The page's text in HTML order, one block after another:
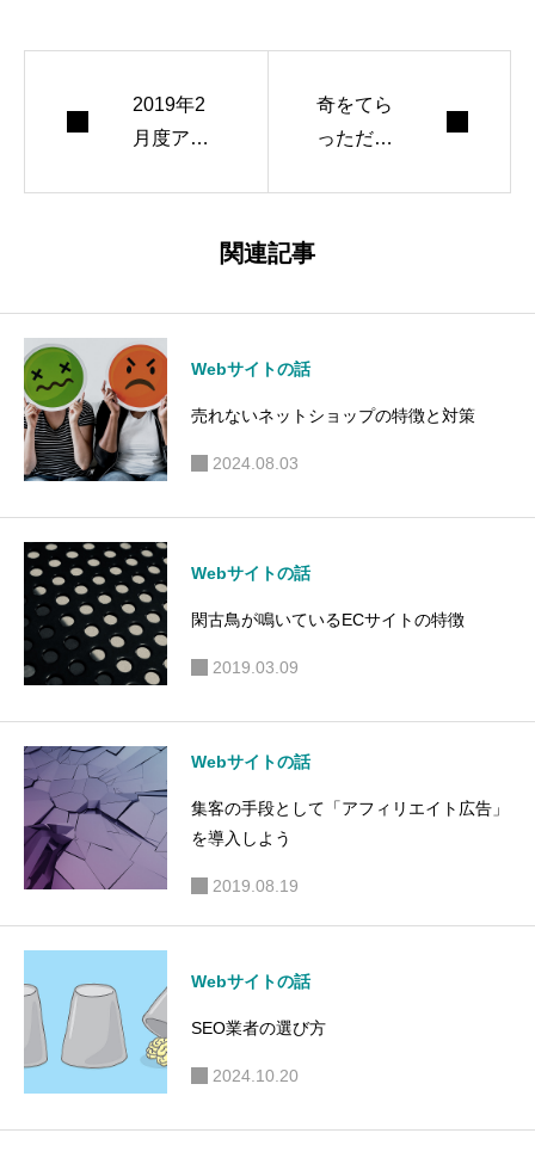
2019年2
月度アク
奇をてら
っただけ
関連記事
Webサイトの話
売れないネットショップの特徴と対策
2024.08.03
Webサイトの話
閑古鳥が鳴いているECサイトの特徴
2019.03.09
Webサイトの話
集客の手段として「アフィリエイト広告」
を導入しよう
2019.08.19
Webサイトの話
SEO業者の選び方
2024.10.20